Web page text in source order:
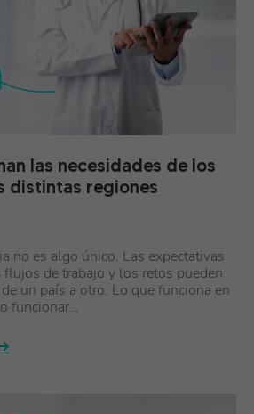
las necesidades de los
distintas regiones
no es algo único. Las expectativas
de trabajo y los retos pueden
un país a otro. Lo que funciona en
funcionar…